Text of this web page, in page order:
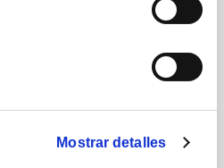
Mostrar detalles
Seguidores